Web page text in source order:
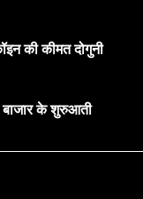
की कीमत दोगुनी
बाजार के शुरुआती